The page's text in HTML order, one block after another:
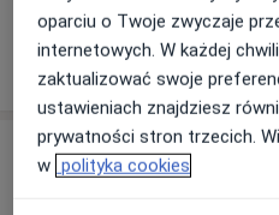
W jaki sposób ustalane
Adresy (3)
oparciu o Twoje zwyczaje
internetowych. W każdej
zaktualizować swoje
ustawieniach znajdziesz
prywatności stron trzecich.
w polityka cookies